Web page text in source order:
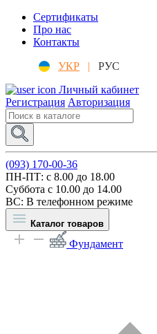
Сертификаты
Про нас
Контакты
УКР |
РУС
Личный кабинет
Регистрация Авторизация
(093) 170-00-36
ПН-ПТ: c 8.00 до 18.00
Суббота с 10.00 до 14.00
ВС: В телефонном режиме
Каталог товаров
Фундамент